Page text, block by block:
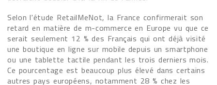
Selon l'étude RetailMeNot, la France confirmerait son
retard en matière de m-commerce en Europe vu que ce
serait seulement 12 % des Français qui ont déjà visité
une boutique en ligne sur mobile depuis un smartphone
ou une tablette tactile pendant les trois derniers mois.
Ce pourcentage est beaucoup plus élevé dans certains
autres pays européens, notamment 28 % chez les